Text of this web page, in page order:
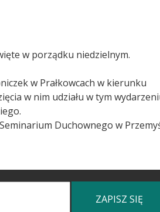
w porządku niedzielnym.
w Prałkowcach w kierunku
w nim udziału w tym
Duchownego w
ZAPISZ SIĘ